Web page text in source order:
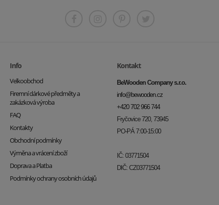
Info
Velkoobchod
Firemní dárkové předměty a
zakázková výroba
FAQ
Kontakty
Obchodní podmínky
Výměna a vrácení zboží
Doprava a Platba
Podmínky ochrany osobních údajů
Kontakt
BeWooden Company s.r.o.
info@bewooden.cz
+420 702 966 744
Fryčovice 720, 73945
PO-PÁ 7:00-15:00
IČ: 03771504
DIČ: CZ03771504